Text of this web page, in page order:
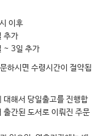
최대화하는 방법
법(Maximizing Safety
전성(Trichloroacetic Acid
이후
추가
~ 3일 추가
하시면 수령시간이 절약됩
해서 당일출고를 진행합
간된 도서로 이뤄진 주문